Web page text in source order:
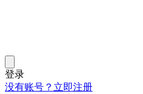
登录
没有账号？立即注册